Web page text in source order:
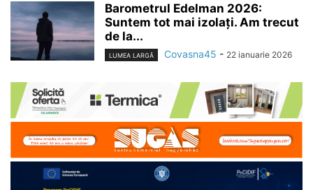
Barometrul Edelman 2026:
Suntem tot mai izolați. Am trecut
de la...
LUMEA LARGĂ Covasna45 - 22 ianuarie 2026